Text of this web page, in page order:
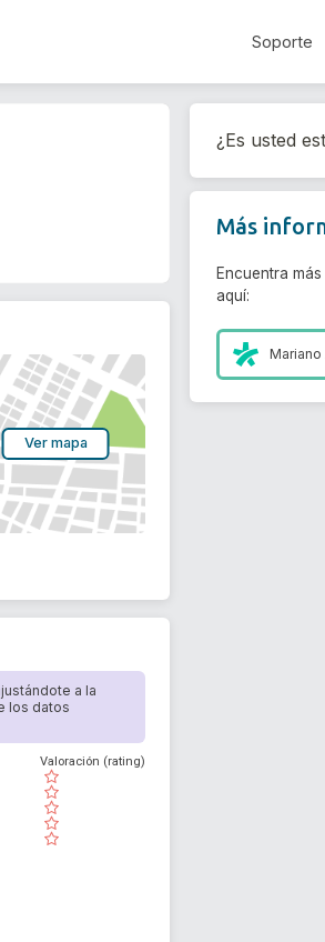
Soporte
Ver mapa
a la
los datos
( )
( )
( )
( )
( )
Valoración (rating)
¿Es usted
Más
Encuentra
aquí: